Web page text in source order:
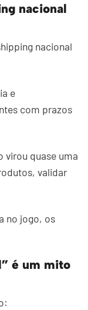
nacional
nacional
e
com prazos
virou quase uma
validar
no jogo, os
é um mito